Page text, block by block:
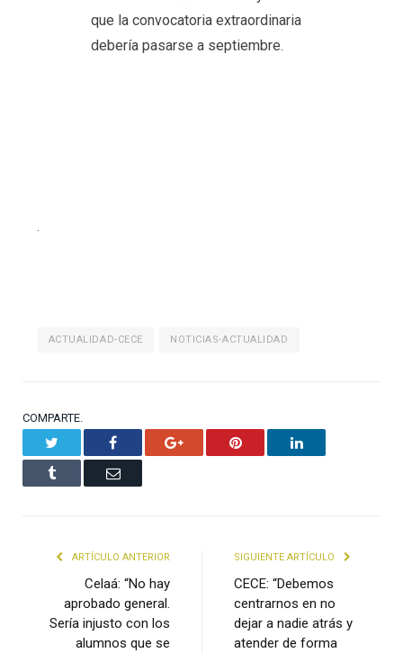
que la convocatoria extraordinaria
debería pasarse a septiembre.
ACTUALIDAD-CECE NOTICIAS-ACTUALIDAD
COMPARTE.
Facebook Google+ Pinterest LinkedIn
Tumblr Email
ARTÍCULO ANTERIOR
Celaá: “No hay
aprobado general.
Sería injusto con los
alumnos que se
SIGUIENTE ARTÍCULO
CECE: “Debemos
centrarnos en no
dejar a nadie atrás y
atender de forma